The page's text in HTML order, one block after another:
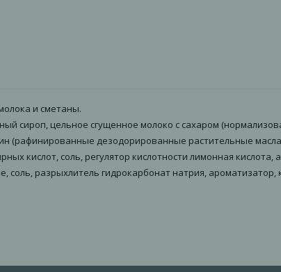
и сметаны.
сироп, цельное сгущенное молоко с сахаром
(рафинированные дезодорированные растительные
кислот, соль, регулятор кислотности лимонная
соль, разрыхлитель гидрокарбонат натрия, ароматизатор,